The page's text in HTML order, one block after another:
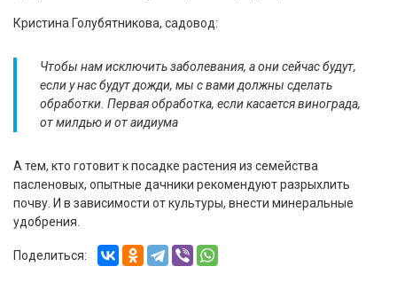
Кристина Голубятникова, садовод:
Чтобы нам исключить заболевания, а они сейчас будут,
если у нас будут дожди, мы с вами должны сделать
обработки. Первая обработка, если касается винограда,
от милдью и от аидиума
А тем, кто готовит к посадке растения из семейства
пасленовых, опытные дачники рекомендуют разрыхлить
почву. И в зависимости от культуры, внести минеральные
удобрения.
Поделиться: